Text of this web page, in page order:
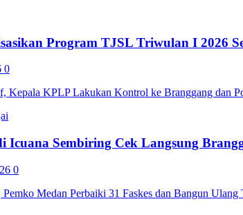
Program TJSL Triwulan I 2026
0
Icuana Sembiring Cek Langsung
0